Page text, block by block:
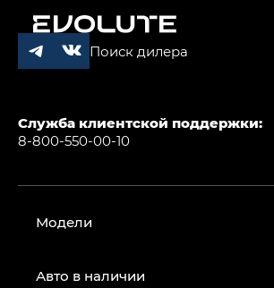
Поиск дилера
Служба клиентской поддержки:
8-800-550-00-10
Модели
Авто в наличии